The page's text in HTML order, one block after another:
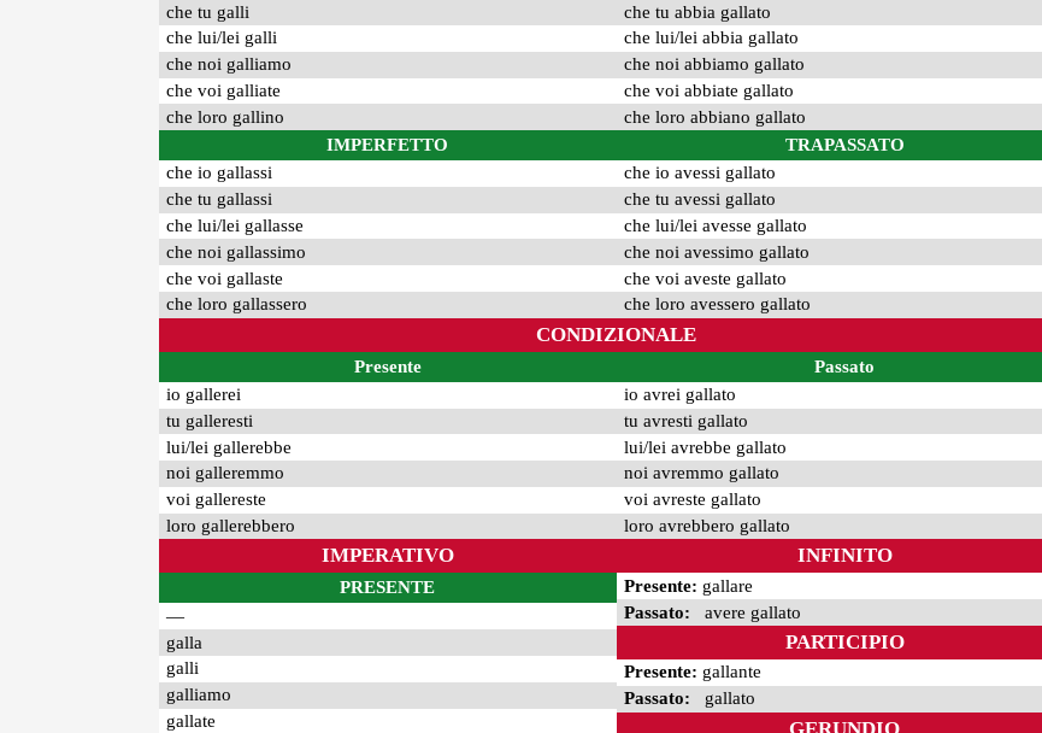
che tu galli
che lui/lei galli
che noi galliamo
che voi galliate
che loro gallino
IMPERFETTO
che io gallassi
che tu gallassi
che lui/lei gallasse
che noi gallassimo
che voi gallaste
che loro gallassero
che tu abbia gallato
che lui/lei abbia gallato
che noi abbiamo gallato
che voi abbiate gallato
che loro abbiano gallato
TRAPASSATO
che io avessi gallato
che tu avessi gallato
che lui/lei avesse gallato
che noi avessimo gallato
che voi aveste gallato
che loro avessero gallato
CONDIZIONALE
Presente
io gallerei
tu galleresti
lui/lei gallerebbe
noi galleremmo
voi gallereste
loro gallerebbero
Passato
io avrei gallato
tu avresti gallato
lui/lei avrebbe gallato
noi avremmo gallato
voi avreste gallato
loro avrebbero gallato
IMPERATIVO
PRESENTE
—
galla
galli
galliamo
gallate
INFINITO
Presente: gallare
Passato: avere gallato
PARTICIPIO
Presente: gallante
Passato: gallato
GERUNDIO